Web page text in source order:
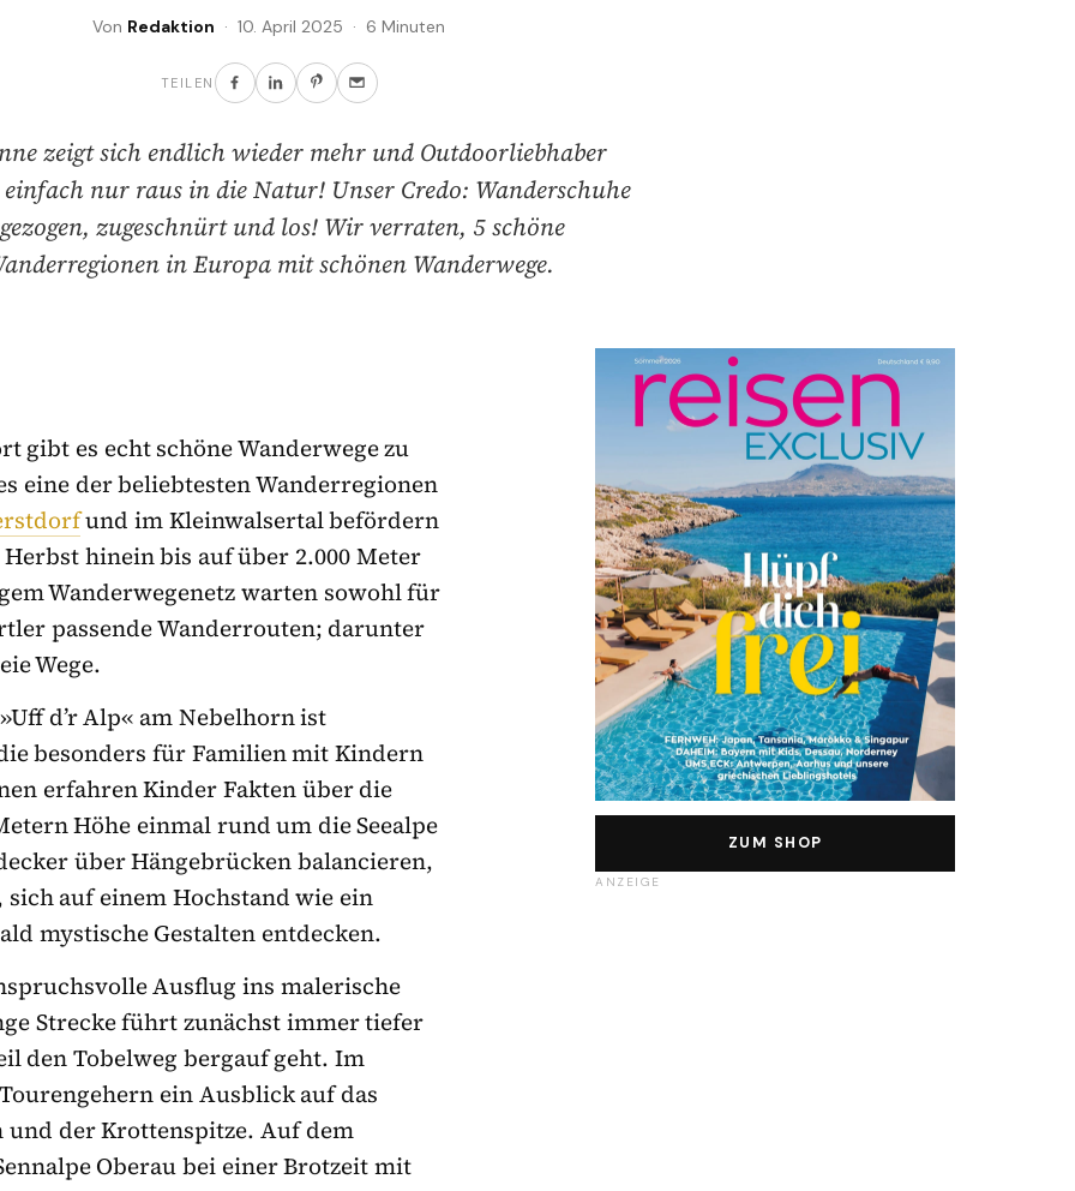
Von Redaktion · 10. April 2025 · 6 Minuten
TEILEN
zeigt sich endlich wieder mehr und Outdoorliebhaber
nur raus in die Natur! Unser Credo: Wanderschuhe
zugeschnürt und los! Wir verraten, 5 schöne
in Europa mit schönen Wanderwege.
gibt es echt schöne Wanderwege zu
eine der beliebtesten Wanderregionen
und im Kleinwalsertal befördern
hinein bis auf über 2.000 Meter
Wanderwegenetz warten sowohl für
passende Wanderrouten; darunter
Wege.
d’r Alp« am Nebelhorn ist
besonders für Familien mit Kindern
erfahren Kinder Fakten über die
Höhe einmal rund um die Seealpe
über Hängebrücken balancieren,
auf einem Hochstand wie ein
mystische Gestalten entdecken.
Ausflug ins malerische
Strecke führt zunächst immer tiefer
den Tobelweg bergauf geht. Im
ein Ausblick auf das
und der Krottenspitze. Auf dem
Oberau bei einer Brotzeit mit
ZUM SHOP
ANZEIGE